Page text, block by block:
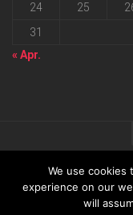
24
25
31
« Apr.
2026 progressmedia
We use
experience on our
will